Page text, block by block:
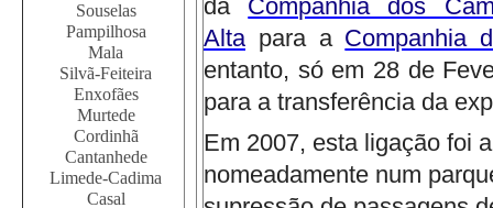
Souselas
Pampilhosa
Mala
Silvã-Feiteira
Enxofães
Murtede
Cordinhã
Cantanhede
Limede-Cadima
Casal
da
Companhia dos
Alta para a Companhia
entanto, só em 28 de
para a transferência da
Em 2007, esta ligação foi
nomeadamente num